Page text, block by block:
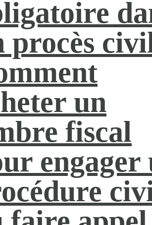
procès
un
fiscal
engager